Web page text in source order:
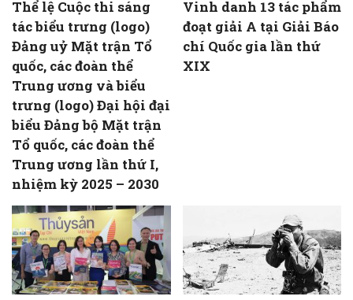
Thể lệ Cuộc thi sáng
tác biểu trưng (logo)
Đảng uỷ Mặt trận Tổ
quốc, các đoàn thể
Trung ương và biểu
trưng (logo) Đại hội đại
biểu Đảng bộ Mặt trận
Tổ quốc, các đoàn thể
Trung ương lần thứ I,
nhiệm kỳ 2025 – 2030
Vinh danh 13 tác phẩm
đoạt giải A tại Giải Báo
chí Quốc gia lần thứ
XIX